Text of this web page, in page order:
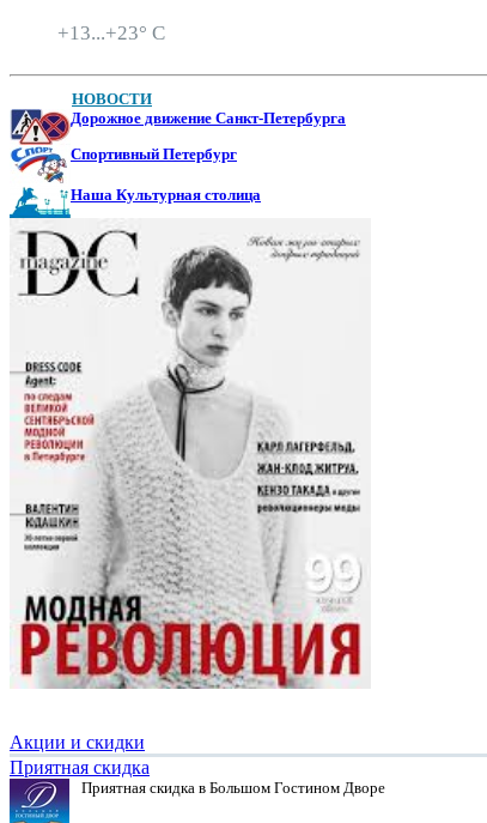
+13...+23° C
НОВОСТИ
Дорожное движение Санкт-Петербурга
Спортивный Петербург
Наша Культурная столица
Акции и скидки
Приятная скидка
Приятная скидка в Большом Гостином Дворе